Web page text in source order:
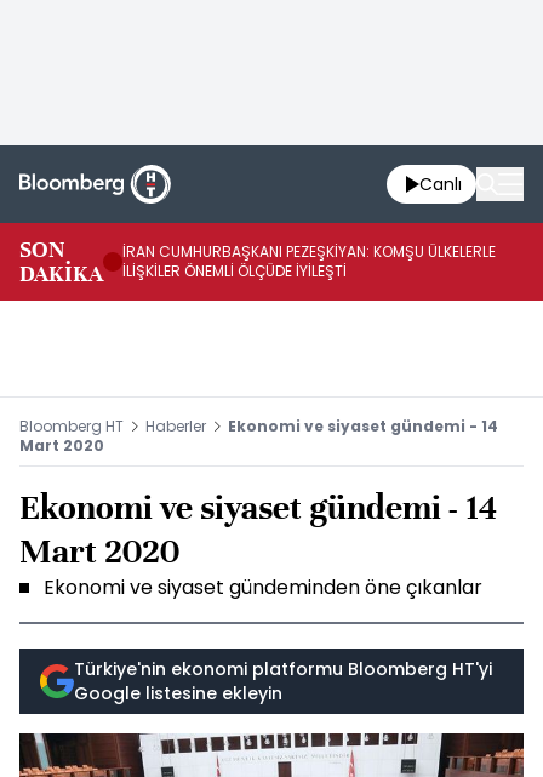
Canlı
SON
DAKİKA
İRAN CUMHURBAŞKANI PEZEŞKİYAN: KOMŞU ÜLKELERLE
İLİŞKİLER ÖNEMLİ ÖLÇÜDE İYİLEŞTİ
Bloomberg HT Haberler
Ekonomi ve siyaset gündemi - 14
Mart 2020
Ekonomi ve siyaset gündemi - 14
Mart 2020
Ekonomi ve siyaset gündeminden öne çıkanlar
Türkiye'nin ekonomi platformu Bloomberg HT'yi
Google listesine ekleyin